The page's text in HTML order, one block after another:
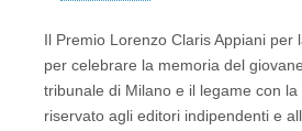
Il Premio Lorenzo Claris Appiani per
per celebrare la memoria del
tribunale di Milano e il legame con la
riservato agli editori indipendenti e